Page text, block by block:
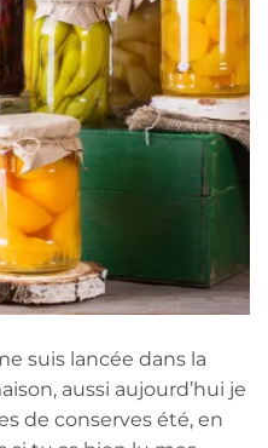
suis lancée dans la
aussi aujourd’hui je
de conserves été, en